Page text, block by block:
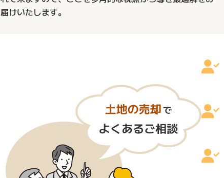
届けいたします。